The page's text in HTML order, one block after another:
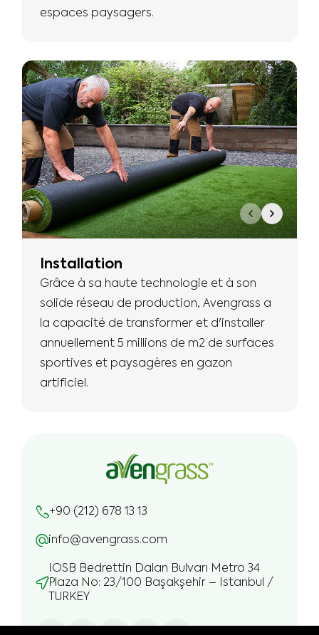
espaces paysagers.
Installation
Grâce à sa haute technologie et à son
solide réseau de production, Avengrass a
la capacité de transformer et d'installer
annuellement 5 millions de m2 de surfaces
sportives et paysagères en gazon
artificiel.
+90 (212) 678 13 13
info@avengrass.com
IOSB Bedrettin Dalan Bulvarı Metro 34
Plaza No: 23/100 Başakşehir – Istanbul /
TURKEY